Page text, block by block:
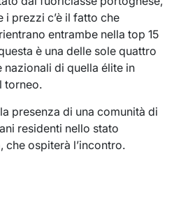
prezzi c’è il fatto che
entrambe nella top 15
è una delle sole quattro
di quella élite in
torneo.
presenza di una comunità di
residenti nello stato
che ospiterà l’incontro.